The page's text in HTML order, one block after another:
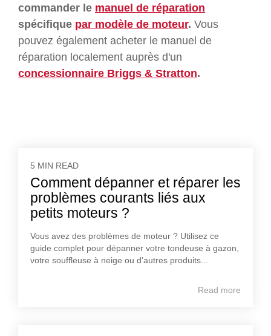
commander le manuel de réparation
spécifique par modèle de moteur. Vous
pouvez également acheter le manuel de
réparation localement auprès d'un
concessionnaire Briggs & Stratton.
5 MIN READ
Comment dépanner et réparer les
problèmes courants liés aux
petits moteurs ?
Vous avez des problèmes de moteur ? Utilisez ce
guide complet pour dépanner votre tondeuse à gazon,
votre souffleuse à neige ou d'autres produits...
Read more